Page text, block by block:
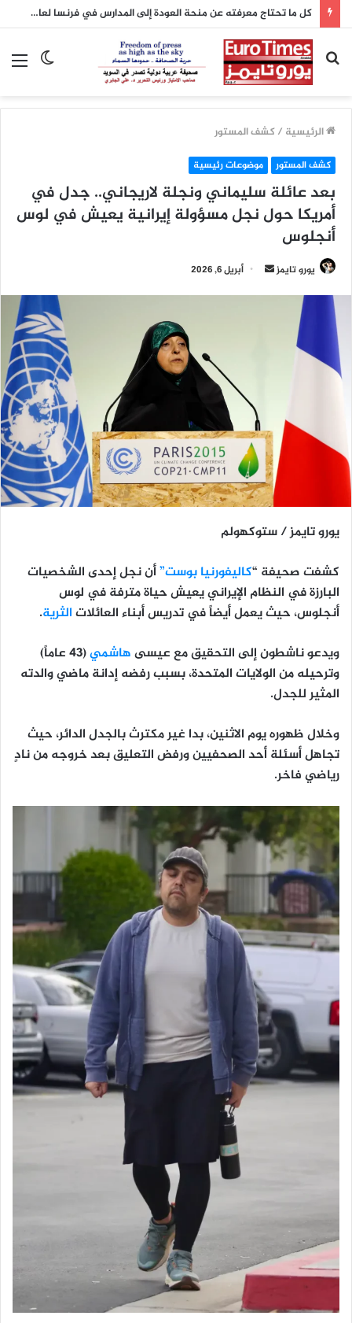
أكسيوس: واشنطن وطهران تقتربان من اتفاق لإعادة فتح مضيق هرمز والإعلان عنه اليوم
الوضع
بحث
عن
الرئيسية /كشف المستور
كشف المستور موضوعات رئيسية
بعد عائلة سليماني ونجلة لاريجاني.. جدل في
أمريكا حول نجل مسؤولة إيرانية يعيش في لوس
أنجلوس
يورو تايمز
أرسل أبريل 6, 2026
يورو تايمز / ستوكهولم
كشفت صحيفة “كاليفورنيا بوست”أن نجل إحدى الشخصيات
البارزة في النظام الإيراني يعيش حياة مترفة في لوس
أنجلوس، حيث يعمل أيضاً في تدريس أبناء العائلاتالثرية.
ويدعو ناشطون إلى التحقيق مع عيسىهاشمي
(43 عاماً)
وترحيله من الولايات المتحدة، بسبب رفضه إدانة ماضي والدته
المثير للجدل.
وخلال ظهوره يوم الاثنين، بدا غير مكترث بالجدل الدائر، حيث
تجاهل أسئلة أحد الصحفيين ورفض التعليق بعد خروجه من نادٍ
رياضي فاخر.